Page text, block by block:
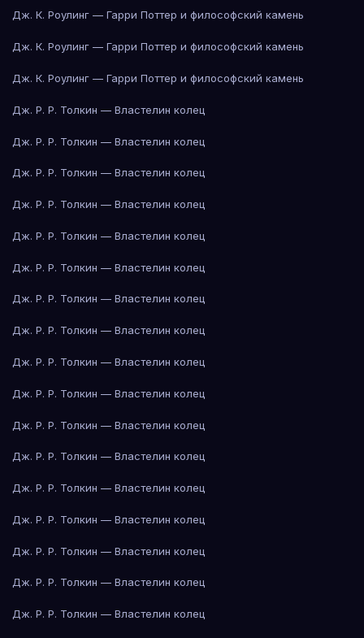
Дж. К. Роулинг — Гарри Поттер и философский камень
Дж. К. Роулинг — Гарри Поттер и философский камень
Дж. К. Роулинг — Гарри Поттер и философский камень
Дж. Р. Р. Толкин — Властелин колец
Дж. Р. Р. Толкин — Властелин колец
Дж. Р. Р. Толкин — Властелин колец
Дж. Р. Р. Толкин — Властелин колец
Дж. Р. Р. Толкин — Властелин колец
Дж. Р. Р. Толкин — Властелин колец
Дж. Р. Р. Толкин — Властелин колец
Дж. Р. Р. Толкин — Властелин колец
Дж. Р. Р. Толкин — Властелин колец
Дж. Р. Р. Толкин — Властелин колец
Дж. Р. Р. Толкин — Властелин колец
Дж. Р. Р. Толкин — Властелин колец
Дж. Р. Р. Толкин — Властелин колец
Дж. Р. Р. Толкин — Властелин колец
Дж. Р. Р. Толкин — Властелин колец
Дж. Р. Р. Толкин — Властелин колец
Дж. Р. Р. Толкин — Властелин колец